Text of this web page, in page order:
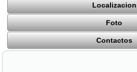
Localizacion
Foto
Contactos